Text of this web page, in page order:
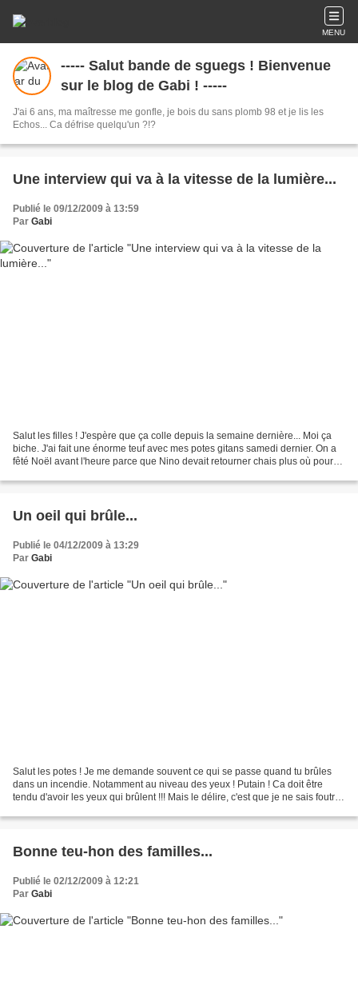
MENU
----- Salut bande de sguegs ! Bienvenue
sur le blog de Gabi ! -----
J'ai 6 ans, ma maîtresse me gonfle, je bois du sans plomb 98 et je lis les
Echos... Ca défrise quelqu'un ?!?
Une interview qui va à la vitesse de la lumière...
Publié le 09/12/2009 à 13:59
Par Gabi
Salut les filles ! J'espère que ça colle depuis la semaine dernière... Moi ça
biche. J'ai fait une énorme teuf avec mes potes gitans samedi dernier. On a
fêté Noël avant l'heure parce que Nino devait retourner chais plus où pour
Un oeil qui brûle...
Publié le 04/12/2009 à 13:29
Par Gabi
Salut les potes ! Je me demande souvent ce qui se passe quand tu brûles
dans un incendie. Notamment au niveau des yeux ! Putain ! Ca doit être
tendu d'avoir les yeux qui brûlent !!! Mais le délire, c'est que je ne sais foutre
Bonne teu-hon des familles...
Publié le 02/12/2009 à 12:21
Par Gabi